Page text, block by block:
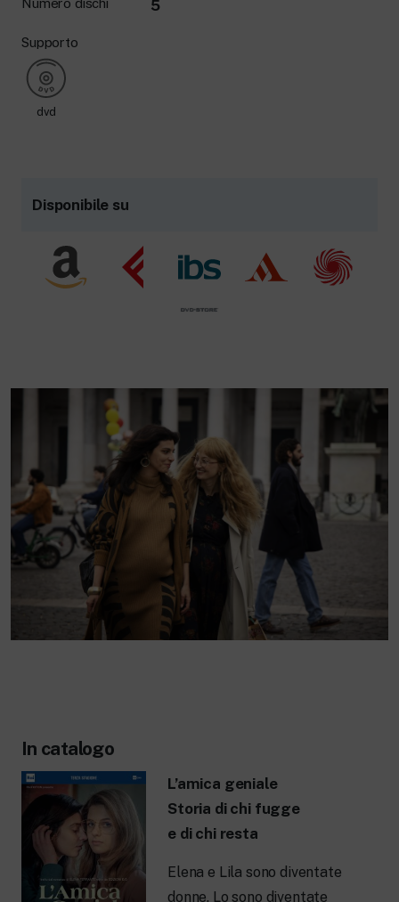
Numero dischi 5
Supporto
dvd
Disponibile su
In catalogo
L’amica geniale
Storia di chi fugge
e di chi resta
Elena e Lila sono diventate
donne. Lo sono diventate